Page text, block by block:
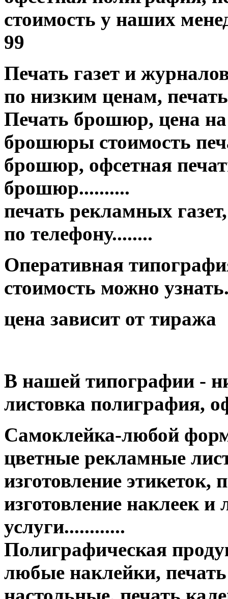
стоимость у наших
99
Печать газет и
по низким ценам,
Печать брошюр, цена
брошюры стоимость
брошюр, офсетная
брошюр..........
печать рекламных
по телефону........
Оперативная
стоимость можно
цена зависит от тиража
В нашей типографии -
листовка полиграфия,
Самоклейка-любой
цветные рекламные
изготовление этикеток,
изготовление наклеек
услуги............
Полиграфическая
любые наклейки,